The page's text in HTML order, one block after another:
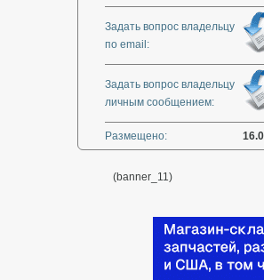
Задать вопрос владельцу
по email:
Задать вопрос владельцу
личным сообщением:
Размещено:
(banner_11)